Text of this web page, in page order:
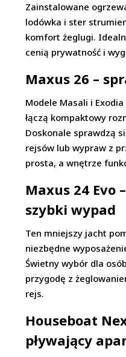
Zainstalowane
lodówka i ster
komfort żeglugi.
cenią prywatność i
Maxus 26 –
Modele Masali i
łączą kompaktowy
Doskonale sprawdzą
rejsów lub wypraw z
prosta, a wnętrze
Maxus 24 Evo
szybki wypad
Ten mniejszy jacht
niezbędne
Świetny wybór dla
przygodę z
rejs.
Houseboat
pływający